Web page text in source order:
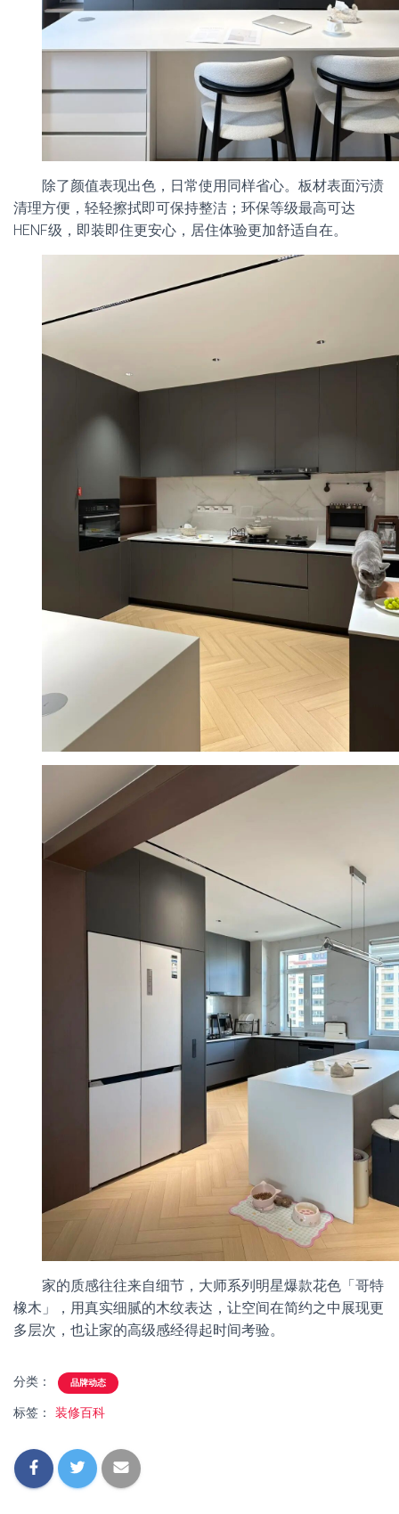
除了颜值表现出色，日常使用同样省心。板材表面污渍
清理方便，轻轻擦拭即可保持整洁；环保等级最高可达
HENF级，即装即住更安心，居住体验更加舒适自在。
家的质感往往来自细节，大师系列明星爆款花色「哥特
橡木」，用真实细腻的木纹表达，让空间在简约之中展现更
多层次，也让家的高级感经得起时间考验。
分类： 品牌动态
标签： 装修百科